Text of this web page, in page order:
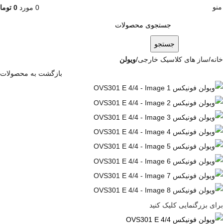
منو 0 مورد 0
جستجو
خانه ساز های کلاسیک خارجی ویولن
بازگشت به محصولات
برای بزرگنمایی کلیک کنید